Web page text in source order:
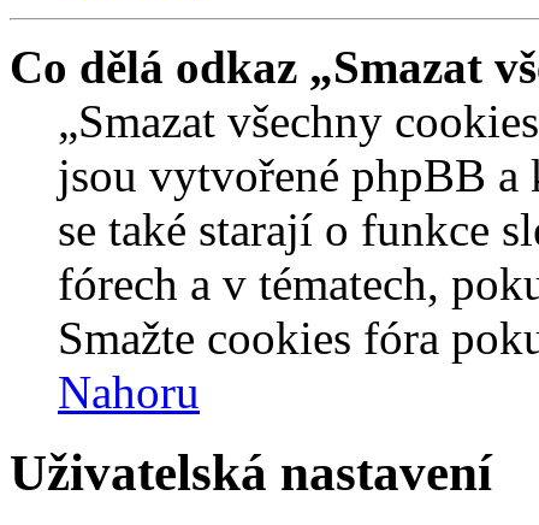
Co dělá odkaz „Smazat
„Smazat všechny
jsou vytvořené phpBB a
se také starají o funkce
fórech a v tématech,
Smažte cookies fóra
Nahoru
Uživatelská nastavení